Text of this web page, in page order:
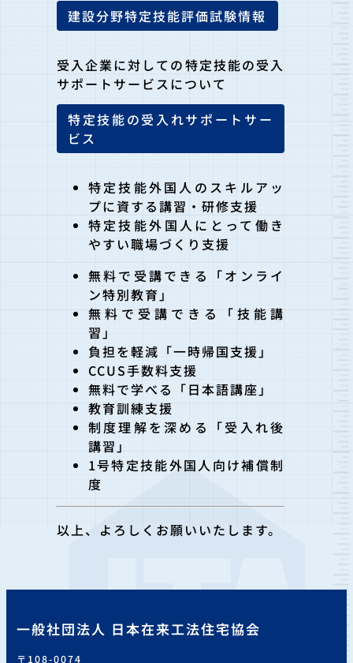
建設分野特定技能評価試験情報
受入企業に対しての特定技能の受入
サポートサービスについて
特定技能の受入れサポートサー
ビス
特定技能外国人のスキルアッ
プに資する講習・研修支援
特定技能外国人にとって働き
やすい職場づくり支援
無料で受講できる「オンライ
ン特別教育」
無料で受講できる「技能講
習」
負担を軽減「一時帰国支援」
CCUS手数料支援
無料で学べる「日本語講座」
教育訓練支援
制度理解を深める「受入れ後
講習」
1号特定技能外国人向け補償制
度
以上、よろしくお願いいたします。
一般社団法人 日本在来工法住宅協会
〒108-0074